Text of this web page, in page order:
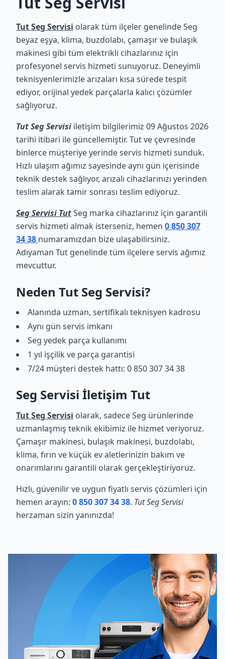
Tut Seg Servisi olarak tüm ilçeler genelinde Seg
beyaz eşya, klima, buzdolabı, çamaşır ve bulaşık
makinesi gibi tüm elektrikli cihazlarınız için
profesyonel servis hizmeti sunuyoruz. Deneyimli
teknisyenlerimizle arızaları kısa sürede tespit
ediyor, orijinal yedek parçalarla kalıcı çözümler
sağlıyoruz.
Tut Seg Servisi iletişim bilgilerimiz 09 Ağustos 2026
tarihi itibari ile güncellemiştir. Tut ve çevresinde
binlerce müşteriye yerinde servis hizmeti sunduk.
Hızlı ulaşım ağımız sayesinde aynı gün içerisinde
teknik destek sağlıyor, arızalı cihazlarınızı yerinden
teslim alarak tamir sonrası teslim ediyoruz.
Seg Servisi TutSeg marka cihazlarınız için garantili
servis hizmeti almak isterseniz, hemen 0 850 307
34 38 numaramızdan bize ulaşabilirsiniz.
Adıyaman Tut genelinde tüm ilçelere servis ağımız
mevcuttur.
Neden Tut Seg Servisi?
Alanında uzman, sertifikalı teknisyen kadrosu
Aynı gün servis imkanı
Seg yedek parça kullanımı
1 yıl işçilik ve parça garantisi
7/24 müşteri destek hattı: 0 850 307 34 38
Seg Servisi İletişim Tut
Tut Seg Servisi olarak, sadece Seg ürünlerinde
uzmanlaşmış teknik ekibimiz ile hizmet veriyoruz.
Çamaşır makinesi, bulaşık makinesi, buzdolabı,
klima, fırın ve küçük ev aletlerinizin bakım ve
onarımlarını garantili olarak gerçekleştiriyoruz.
Hızlı, güvenilir ve uygun fiyatlı servis çözümleri için
hemen arayın: 0 850 307 34 38. Tut Seg Servisi
herzaman sizin yanınızda!